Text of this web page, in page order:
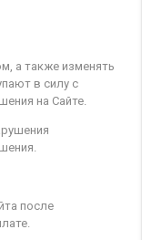
а также изменять
в силу с
на Сайте.
после